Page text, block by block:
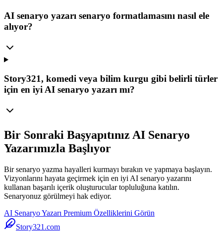
AI senaryo yazarı senaryo formatlamasını nasıl ele
alıyor?
Story321, komedi veya bilim kurgu gibi belirli türler
için en iyi AI senaryo yazarı mı?
Bir Sonraki Başyapıtınız AI Senaryo
Yazarımızla Başlıyor
Bir senaryo yazma hayalleri kurmayı bırakın ve yapmaya başlayın.
Vizyonlarını hayata geçirmek için en iyi AI senaryo yazarını
kullanan başarılı içerik oluşturucular topluluğuna katılın.
Senaryonuz görülmeyi hak ediyor.
AI Senaryo Yazarı Premium Özelliklerini Görün
Story321.com